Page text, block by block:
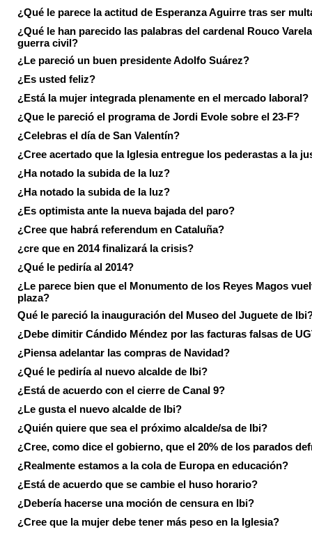
¿Qué le parece la actitud de Esperanza Aguirre tras ser
¿Qué le han parecido las palabras del cardenal Rouco
guerra civil?
¿Le pareció un buen presidente Adolfo Suárez?
¿Es usted feliz?
¿Está la mujer integrada plenamente en el mercado laboral?
¿Que le pareció el programa de Jordi Evole sobre el 23-F?
¿Celebras el día de San Valentín?
¿Cree acertado que la Iglesia entregue los pederastas a la
¿Ha notado la subida de la luz?
¿Ha notado la subida de la luz?
¿Es optimista ante la nueva bajada del paro?
¿Cree que habrá referendum en Cataluña?
¿cre que en 2014 finalizará la crisis?
¿Qué le pediría al 2014?
¿Le parece bien que el Monumento de los Reyes Magos
plaza?
Qué le pareció la inauguración del Museo del Juguete de
¿Debe dimitir Cándido Méndez por las facturas falsas de
¿Piensa adelantar las compras de Navidad?
¿Qué le pediría al nuevo alcalde de Ibi?
¿Está de acuerdo con el cierre de Canal 9?
¿Le gusta el nuevo alcalde de Ibi?
¿Quién quiere que sea el próximo alcalde/sa de Ibi?
¿Cree, como dice el gobierno, que el 20% de los parados
¿Realmente estamos a la cola de Europa en educación?
¿Está de acuerdo que se cambie el huso horario?
¿Debería hacerse una moción de censura en Ibi?
¿Cree que la mujer debe tener más peso en la Iglesia?